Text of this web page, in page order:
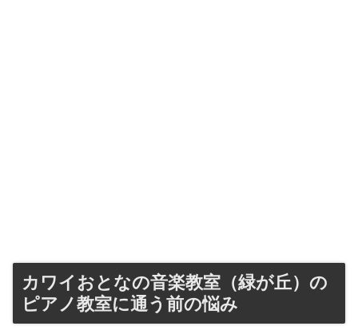
カワイおとなの音楽教室（緑が丘）の
ピアノ教室に通う前の悩み